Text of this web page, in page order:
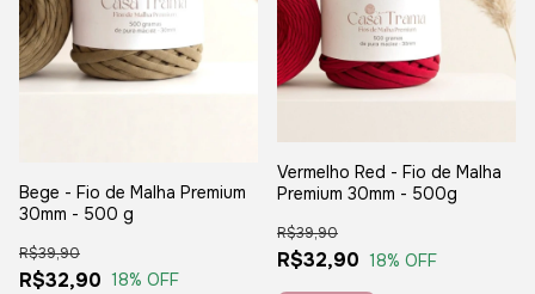
Bege - Fio de Malha Premium
30mm - 500 g
R$32,90
R$39,90
18% OFF
Vermelho Red - Fio de Malha
Premium 30mm - 500g
R$32,90
R$39,90
18% OFF